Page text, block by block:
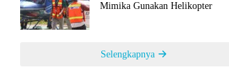
Mimika Gunakan Helikopter
Selengkapnya